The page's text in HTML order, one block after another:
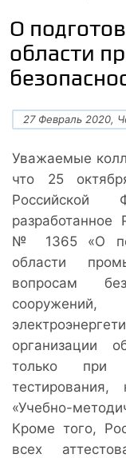
О
области
27 Февраль 2020,
Уважаемые
что 25
Российской
разработанное
№ 1365 «О
области
вопросам
организации
только при
«Учебно-
Кроме того,
всех